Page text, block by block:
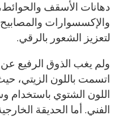
دهانات الأسقف والحوائط،
والإكسسوارات
لتعزيز الشعور بالرقي.
ولم يغب الذوق الرفيع
اتسمت باللون
اللون الشتوي باستخدام
الفني. أما الحديقة